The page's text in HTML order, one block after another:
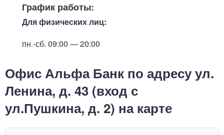
График работы:
Для физических лиц:
пн.-сб. 09:00 — 20:00
Офис Альфа Банк по адресу ул.
Ленина, д. 43 (вход с
ул.Пушкина, д. 2) на карте